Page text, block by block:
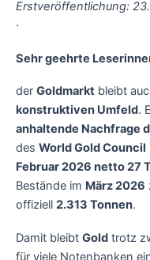
Erstveröffentlichung:
·
Sehr geehrte
der Goldmarkt bleibt
konstruktiven Umfeld.
anhaltende Nachfrage
des World Gold Council
Februar 2026 netto 27
Bestände im März 2026
offiziell 2.313 Tonnen.
Damit bleibt Gold trotz
für viele Notenbanken